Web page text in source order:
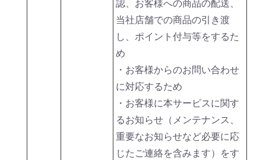
認、お客様への商品の配送、
当社店舗での商品の引き渡
し、ポイント付与等をするた
め
・お客様からのお問い合わせ
に対応するため
・お客様に本サービスに関す
るお知らせ（メンテナンス、
重要なお知らせなど必要に応
じたご連絡を含みます）をす